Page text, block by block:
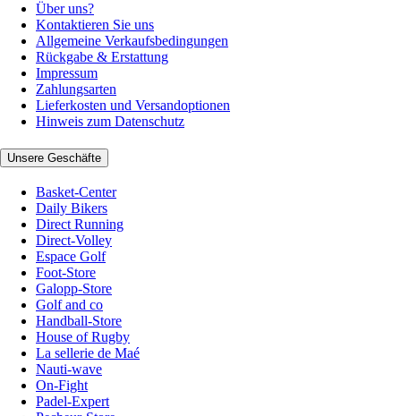
Über uns?
Kontaktieren Sie uns
Allgemeine Verkaufsbedingungen
Rückgabe & Erstattung
Impressum
Zahlungsarten
Lieferkosten und Versandoptionen
Hinweis zum Datenschutz
Unsere Geschäfte
Basket-Center
Daily Bikers
Direct Running
Direct-Volley
Espace Golf
Foot-Store
Galopp-Store
Golf and co
Handball-Store
House of Rugby
La sellerie de Maé
Nauti-wave
On-Fight
Padel-Expert